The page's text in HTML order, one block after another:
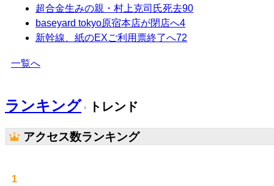
超合金生みの親・村上克司氏死去90
baseyard tokyo原宿本店が閉店へ4
新幹線、紙のEXご利用票終了へ72
一覧へ
ランキング トレンド
アクセス数ランキング
1